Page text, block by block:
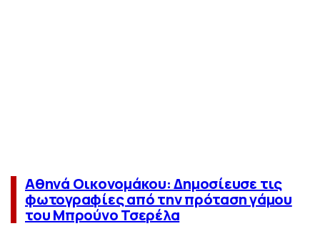
Αθηνά Οικονομάκου: Δημοσίευσε τις
φωτογραφίες από την πρόταση γάμου
του Μπρούνο Τσερέλα